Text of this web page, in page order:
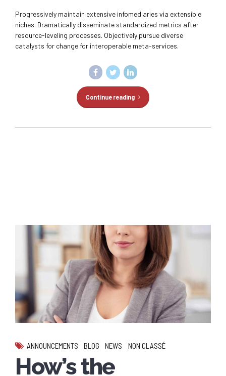
Progressively maintain extensive infomediaries via extensible
niches. Dramatically disseminate standardized metrics after
resource-leveling processes. Objectively pursue diverse
catalysts for change for interoperable meta-services.
Continue reading
ANNOUNCEMENTS BLOG NEWS NON CLASSÉ
How’s the